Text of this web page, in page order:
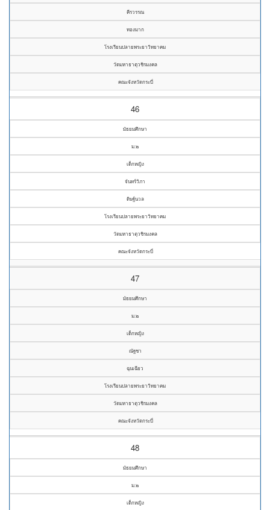
คีรวรรณ
ทองมาก
โรงเรียนปลายพระยาวิทยาคม
วัดมหาธาตุวชิรมงคล
คณะจังหวัดกระบี่
46
มัธยมศึกษา
ม.๒
เด็กหญิง
จันทร์วิภา
ดิษฐ์นวล
โรงเรียนปลายพระยาวิทยาคม
วัดมหาธาตุวชิรมงคล
คณะจังหวัดกระบี่
47
มัธยมศึกษา
ม.๒
เด็กหญิง
ณัฐชา
ฉุนเฉียว
โรงเรียนปลายพระยาวิทยาคม
วัดมหาธาตุวชิรมงคล
คณะจังหวัดกระบี่
48
มัธยมศึกษา
ม.๒
เด็กหญิง